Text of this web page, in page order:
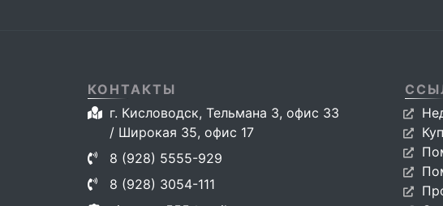
КОНТАКТЫ
г. Кисловодск, Тельмана 3, офис 33
/ Широкая 35, офис 17
8 (928) 5555-929
8 (928) 3054-111